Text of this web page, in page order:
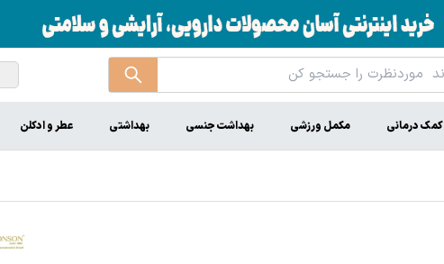
درمانی مکمل ورزشی بهداشت جنسی بهداشتی عطر و ادکلن